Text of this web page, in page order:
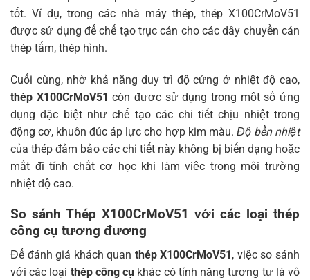
tốt. Ví dụ, trong các nhà máy thép, thép X100CrMoV51
được sử dụng để chế tạo trục cán cho các dây chuyền cán
thép tấm, thép hình.
Cuối cùng, nhờ khả năng duy trì độ cứng ở nhiệt độ cao,
thép X100CrMoV51 còn được sử dụng trong một số ứng
dụng đặc biệt như chế tạo các chi tiết chịu nhiệt trong
động cơ, khuôn đúc áp lực cho hợp kim màu. Độ bền nhiệt
của thép đảm bảo các chi tiết này không bị biến dạng hoặc
mất đi tính chất cơ học khi làm việc trong môi trường
nhiệt độ cao.
So sánh Thép X100CrMoV51 với các loại thép
công cụ tương đương
Để đánh giá khách quan thép X100CrMoV51, việc so sánh
với các loại thép công cụ khác có tính năng tương tự là vô